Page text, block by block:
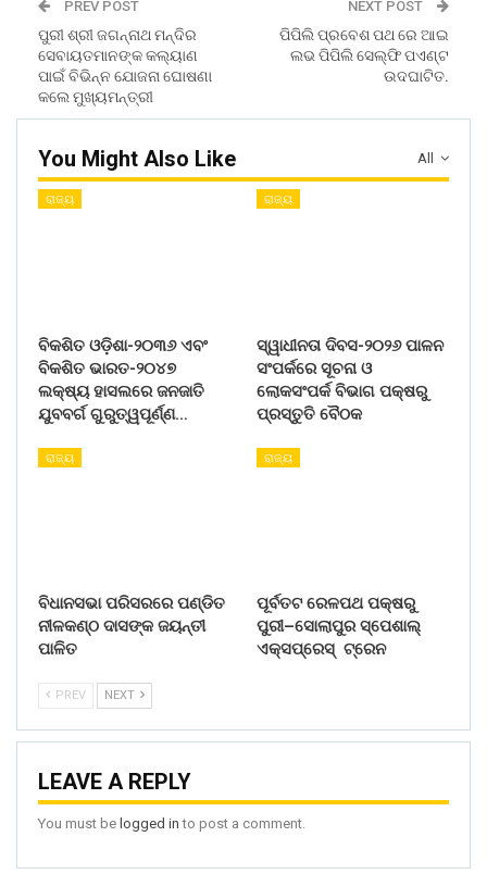
PREV POST
ପୁରୀ ଶ୍ରୀ ଜଗନ୍ନାଥ ମନ୍ଦିର
ସେବାୟତମାନଙ୍କ କଲ୍ୟାଣ
ପାଇଁ ବିଭିନ୍ନ ଯୋଜନା ଘୋଷଣା
କଲେ ମୁଖ୍ୟମନ୍ତ୍ରୀ
NEXT POST
ପିପିଲି ପ୍ରବେଶ ପଥ ରେ ଆଇ
ଲଭ ପିପିଲି ସେଲ୍ଫି ପଏଣ୍ଟ
ଉଦଘାଟିତ.
All
You Might Also Like
ରାଜ୍ୟ
ବିକଶିତ ଓଡ଼ିଶା-୨୦୩୬ ଏବଂ
ବିକଶିତ ଭାରତ-୨୦୪୭
ଲକ୍ଷ୍ୟ ହାସଲରେ ଜନଜାତି
ଯୁବବର୍ଗ ଗୁରୁତ୍ୱପୂର୍ଣ୍ଣ…
ରାଜ୍ୟ
ସ୍ୱାଧୀନତା ଦିବସ-୨୦୨୬ ପାଳନ
ସଂପର୍କରେ ସୂଚନା ଓ
ଲୋକସଂପର୍କ ବିଭାଗ ପକ୍ଷରୁ
ପ୍ରସ୍ତୁତି ବୈଠକ
ରାଜ୍ୟ
ବିଧାନସଭା ପରିସରରେ ପଣ୍ଡିତ
ନୀଳକଣ୍ଠ ଦାସଙ୍କ ଜୟନ୍ତୀ
ପାଳିତ
ରାଜ୍ୟ
ପୂର୍ବତଟ ରେଳପଥ ପକ୍ଷରୁ
ପୁରୀ–ସୋଲାପୁର ସ୍ପେଶାଲ୍
ଏକ୍ସପ୍ରେସ୍ ଟ୍ରେନ
PREV NEXT
LEAVE A REPLY
You must be logged in to post a comment.